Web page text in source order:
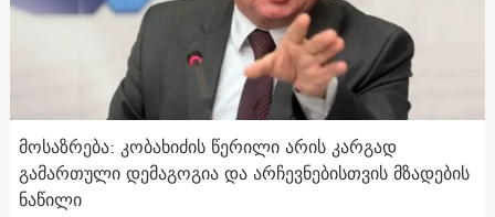
მოსაზრება: კობახიძის წერილი არის კარგად
გამართული დემაგოგია და არჩევნებისთვის მზადების
ნაწილი